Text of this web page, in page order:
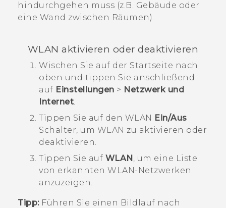
hindurchgehen muss (z.B. Gebäude oder
eine Wand zwischen Räumen).
WLAN aktivieren oder deaktivieren
Wischen Sie auf der Startseite nach
oben und tippen Sie anschließend
auf Einstellungen > Netzwerk und
Internet.
Tippen Sie auf den WLAN Ein/Aus
Schalter, um WLAN zu aktivieren oder
deaktivieren.
Tippen Sie auf WLAN, um eine Liste
von erkannten WLAN-Netzwerken
anzuzeigen.
Tipp:Führen Sie einen Bildlauf nach